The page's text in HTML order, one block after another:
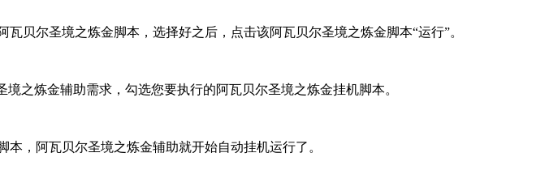
贝尔圣境之炼金脚本，选择好之后，点击该阿瓦贝尔圣境之炼金脚本“运行”。
之炼金辅助需求，勾选您要执行的阿瓦贝尔圣境之炼金挂机脚本。
，阿瓦贝尔圣境之炼金辅助就开始自动挂机运行了。